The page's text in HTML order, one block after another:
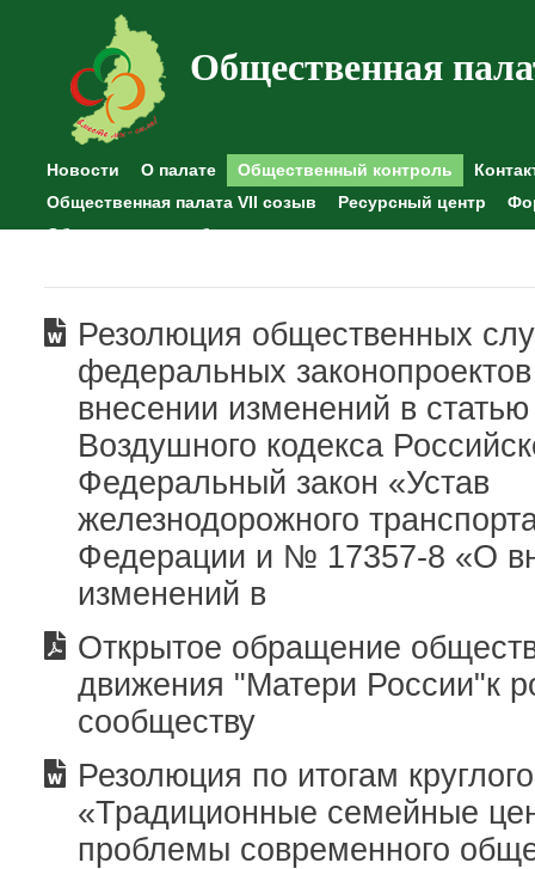
Общественная
Новости О палате Общественный контроль
Общественная палата VII созыв
Ресурсный центр
Общественные наблюдения
Резолюция общественных
федеральных
внесении изменений в
Воздушного кодекса
Федеральный закон «Устав
железнодорожного
Федерации и № 17357-8 «О
изменений в
Открытое обращение
движения "Матери России"к
сообществу
Резолюция по итогам
«Традиционные семейные
проблемы современного